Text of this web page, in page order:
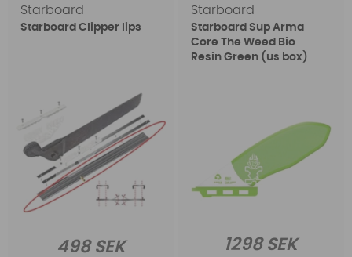
Starboard
Starboard Clipper lips
498 SEK
Starboard
Starboard Sup Arma
Core The Weed Bio
Resin Green (us box)
1298 SEK